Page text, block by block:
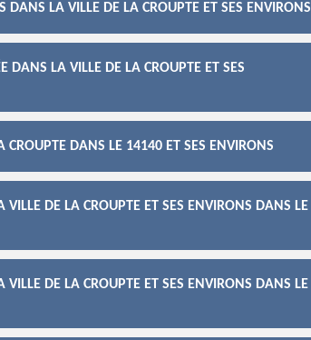
DANS LA VILLE DE LA CROUPTE ET SES ENVIRONS
DANS LA VILLE DE LA CROUPTE ET SES
DANS LE 14140 ET SES ENVIRONS
DE LA CROUPTE ET SES ENVIRONS DANS LE
DE LA CROUPTE ET SES ENVIRONS DANS LE